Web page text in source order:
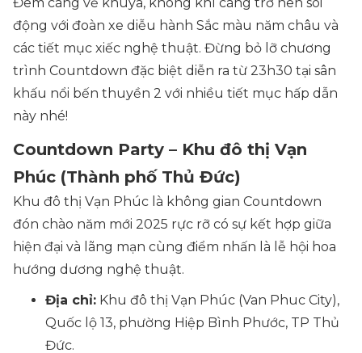
động với đoàn xe diễu hành Sắc màu năm châu và
các tiết mục xiếc nghệ thuật. Đừng bỏ lỡ chương
trình Countdown đặc biệt diễn ra từ 23h30 tại sân
khấu nổi bến thuyền 2 với nhiều tiết mục hấp dẫn
này nhé!
Countdown Party – Khu đô thị Vạn
Phúc (Thành phố Thủ Đức)
Khu đô thị Vạn Phúc là không gian Countdown
đón chào năm mới 2025 rực rỡ có sự kết hợp giữa
hiện đại và lãng mạn cùng điểm nhấn là lễ hội hoa
hướng dương nghệ thuật.
Địa chỉ: Khu đô thị Vạn Phúc (Van Phuc City),
Quốc lộ 13, phường Hiệp Bình Phước, TP Thủ
Đức.